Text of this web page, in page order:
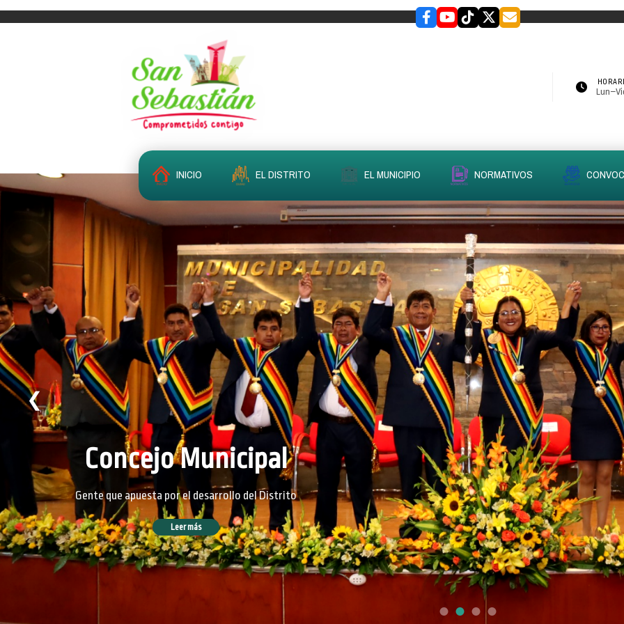
INICIO EL DISTRITO EL MUNICIPIO NORMATIVOS
slider
Concejo Municipal
Gente que apuesta por el desarrollo del Distrito
Leer más
❮